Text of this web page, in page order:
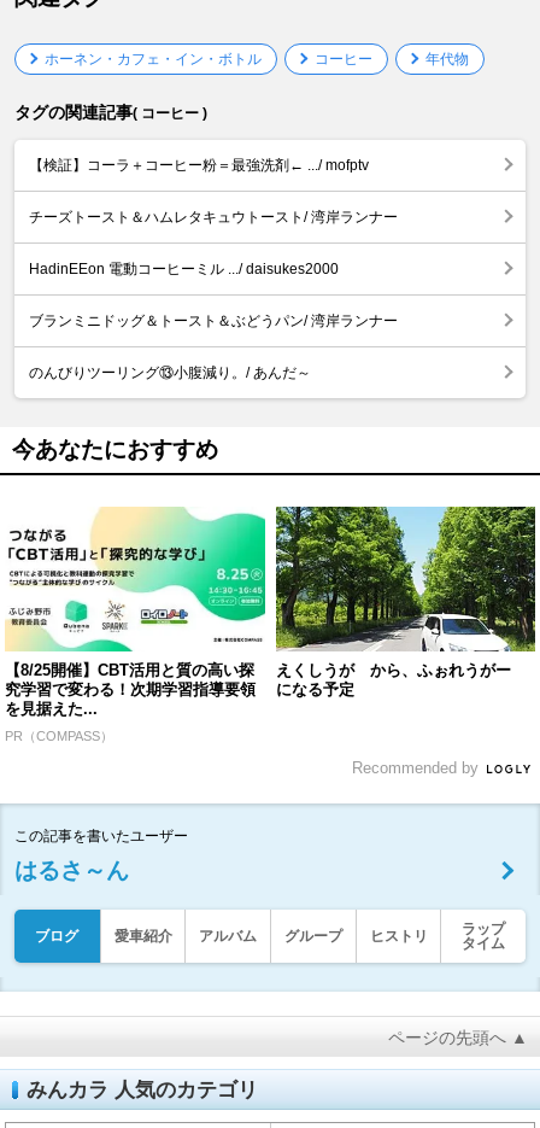
ホーネン・カフェ・イン・ボトル コーヒー 年代物
タグの関連記事( コーヒー )
【検証】コーラ＋コーヒー粉＝最強洗剤← .../ mofptv
チーズトースト＆ハムレタキュウトースト/ 湾岸ランナー
HadinEEon 電動コーヒーミル .../ daisukes2000
ブランミニドッグ＆トースト＆ぶどうパン/ 湾岸ランナー
のんびりツーリング⑬小腹減り。/ あんだ～
今あなたにおすすめ
【8/25開催】CBT活用と質の高い探
究学習で変わる！次期学習指導要領
を見据えた...
PR（COMPASS）
えくしうが から、ふぉれうがー
になる予定
Recommended by
この記事を書いたユーザー
はるさ～ん
ブログ 愛車紹介 アルバム グループ ヒストリ
ラップ
タイム
ページの先頭へ ▲
みんカラ 人気のカテゴリ